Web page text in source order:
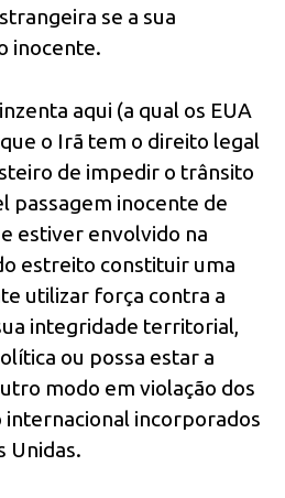
se a sua
inocente.
aqui (a qual os EUA
o Irã tem o direito legal
de impedir o trânsito
passagem inocente de
estiver envolvido na
estreito constituir uma
utilizar força contra a
integridade territorial,
ou possa estar a
modo em violação dos
incorporados
Unidas.